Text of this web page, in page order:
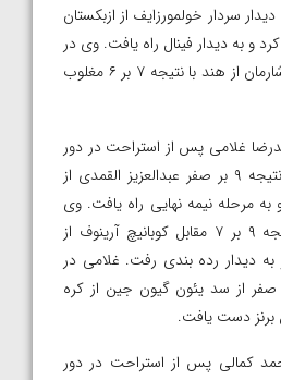
سردار خولمورزایف از ازبکستان
۵ بر ۱ مغلوب کرد و به دیدار فینال راه یافت. وی در
این دیدار مقابل رونیت شارمان از هند با نتیجه ۷ بر ۶ مغلوب
محمدرضا غلامی پس از استراحت در دور
نخست، در دور دوم با نتیجه ۹ بر صفر عبدالعزیز القمدی از
به مرحله نیمه نهایی راه یافت. وی
در این مرحله نیز با نتیجه ۹ بر ۷ مقابل کوبانیچ آرینوف از
دیدار رده بندی رفت. غلامی در
دیدار با نتیجه ۷ بر صفر از سد یئون گیون جین از کره
دست یافت.
محمد کمالی پس از استراحت در دور